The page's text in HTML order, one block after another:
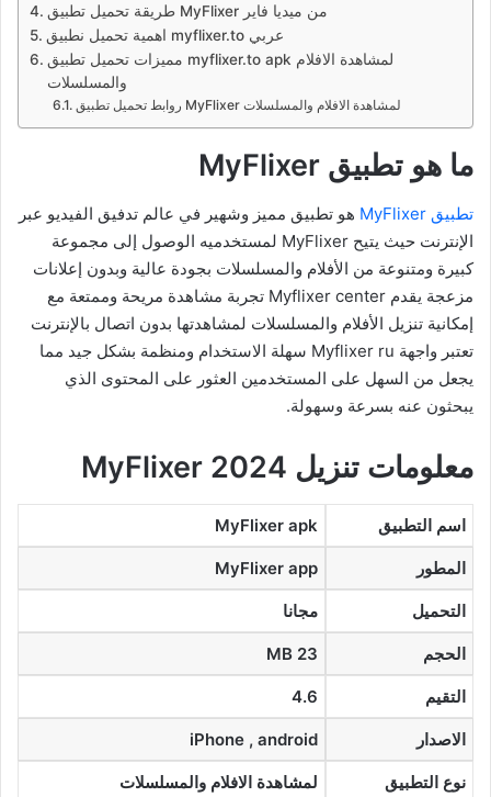
طريقة تحميل تطبيق MyFlixer من ميديا فاير
اهمية تحميل نطبيق myflixer.to عربي
مميزات تحميل تطبيق myflixer.to apk لمشاهدة الافلام
والمسلسلات
روابط تحميل تطبيق MyFlixer لمشاهدة الافلام والمسلسلات
ما هو تطبيق MyFlixer
تطبيق MyFlixer
هو تطبيق مميز وشهير في عالم تدفيق الفيديو عبر
الإنترنت حيث يتيح MyFlixer لمستخدميه الوصول إلى مجموعة
كبيرة ومتنوعة من الأفلام والمسلسلات بجودة عالية وبدون إعلانات
مزعجة يقدم Myflixer center تجربة مشاهدة مريحة وممتعة مع
إمكانية تنزيل الأفلام والمسلسلات لمشاهدتها بدون اتصال بالإنترنت
تعتبر واجهة Myflixer ru سهلة الاستخدام ومنظمة بشكل جيد مما
يجعل من السهل على المستخدمين العثور على المحتوى الذي
يبحثون عنه بسرعة وسهولة.
معلومات تنزيل MyFlixer 2024
اسم التطبيق MyFlixer apk
المطور MyFlixer app
التحميل مجانا
الحجم 23 MB
التقيم 4.6
الاصدار iPhone , android
نوع التطبيق لمشاهدة الافلام والمسلسلات